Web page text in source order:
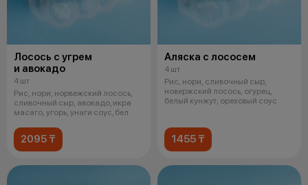
Лосось с угрем
и авокадо
4 шт
Рис, нори, норвежский лосось,
сливочный сыр, авокадо, икра
масаго, угорь, унаги соус, бел
2095 ₸
Аляска с лососем
4 шт
Рис, нори, сливочный сыр,
новержский лосось, огурец,
белый кунжут, ореховый соус
1455 ₸